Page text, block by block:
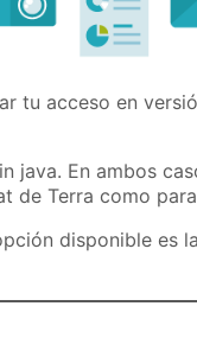
tu acceso en
java. En ambos
de Terra como
disponible es